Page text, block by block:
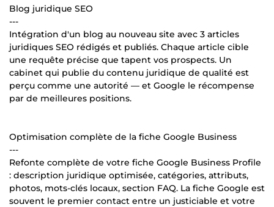
Blog juridique SEO
---
Intégration d'un blog au nouveau site avec 3 articles
juridiques SEO rédigés et publiés. Chaque article cible
une requête précise que tapent vos prospects. Un
cabinet qui publie du contenu juridique de qualité est
perçu comme une autorité — et Google le récompense
par de meilleures positions.
Optimisation complète de la fiche Google Business
---
Refonte complète de votre fiche Google Business Profile
: description juridique optimisée, catégories, attributs,
photos, mots-clés locaux, section FAQ. La fiche Google est
souvent le premier contact entre un justiciable et votre